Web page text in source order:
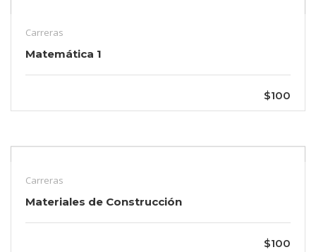
Carreras
Matemática 1
$100
Carreras
Materiales de Construcción
$100